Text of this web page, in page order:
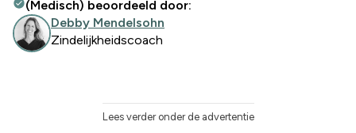
(Medisch) beoordeeld door:
Debby Mendelsohn
Zindelijkheidscoach
Lees verder onder de advertentie